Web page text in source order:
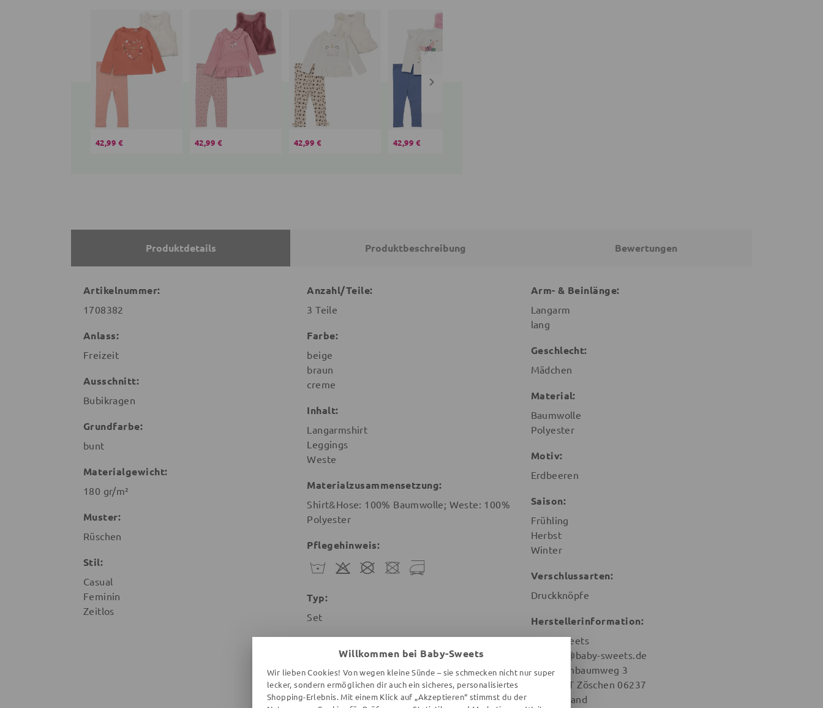
42,99 € 42,99 € 42,99 € 42,99 €
Produktdetails Produktbeschreibung Bewertungen
Artikelnummer:
1708382
Anlass:
Freizeit
Ausschnitt:
Bubikragen
Grundfarbe:
bunt
Materialgewicht:
180 gr/m²
Muster:
Rüschen
Stil:
Casual
Feminin
Zeitlos
Anzahl/Teile:
3 Teile
Farbe:
beige
braun
creme
Inhalt:
Langarmshirt
Leggings
Weste
Materialzusammensetzung:
Shirt&Hose: 100% Baumwolle; Weste: 100%
Polyester
Pflegehinweis:
Typ:
Set
Arm- & Beinlänge:
Langarm
lang
Geschlecht:
Mädchen
Material:
Baumwolle
Polyester
Motiv:
Erdbeeren
Saison:
Frühling
Herbst
Winter
Verschlussarten:
Druckknöpfe
Herstellerinformation:
Baby Sweets
support@baby-sweets.de
Pflaumenbaumweg 3
Leuna OT Zöschen 06237
Deutschland
Willkommen bei Baby-Sweets
Wir lieben Cookies! Von wegen kleine Sünde – sie schmecken nicht nur super
lecker, sondern ermöglichen dir auch ein sicheres, personalisiertes
Shopping-Erlebnis. Mit einem Klick auf „Akzeptieren“ stimmst du der